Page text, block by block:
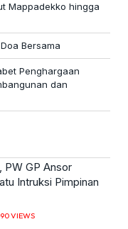
Mappadekko hingga
Bersama
Penghargaan
dan
PW GP Ansor
Intruksi Pimpinan
VIEWS